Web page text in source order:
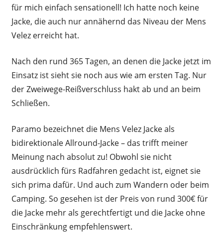
für mich einfach sensationell! Ich hatte noch keine
Jacke, die auch nur annähernd das Niveau der Mens
Velez erreicht hat.
Nach den rund 365 Tagen, an denen die Jacke jetzt im
Einsatz ist sieht sie noch aus wie am ersten Tag. Nur
der Zweiwege-Reißverschluss hakt ab und an beim
Schließen.
Paramo bezeichnet die Mens Velez Jacke als
bidirektionale Allround-Jacke – das trifft meiner
Meinung nach absolut zu! Obwohl sie nicht
ausdrücklich fürs Radfahren gedacht ist, eignet sie
sich prima dafür. Und auch zum Wandern oder beim
Camping. So gesehen ist der Preis von rund 300€ für
die Jacke mehr als gerechtfertigt und die Jacke ohne
Einschränkung empfehlenswert.